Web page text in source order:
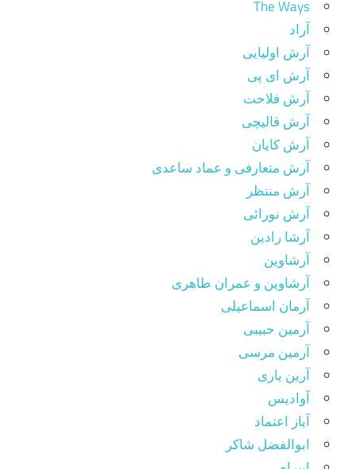
The Ways
آراد
آرش اولیایی
آرش ای پی
آرش فلاحت
آرش قالیچی
آرش کایان
آرش متعارفی و عماد ساعدی
آرش منتظر
آرش نورائی
آرشا رادین
آرشاوین
آرشاوین و عمران طاهری
آرمان اسماعیلی
آرمین حبیبی
آرمین مرسی
آرین یاری
آوادیس
آیاز اعتماد
ابوالفضل شاکر